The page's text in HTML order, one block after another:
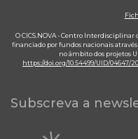
O CICS.NOVA - Centro Interdisciplinar
financiado por fundos nacionais através
no âmbito dos projetos
https://doi.org/10.54499/UID/04647/
Subscreva a